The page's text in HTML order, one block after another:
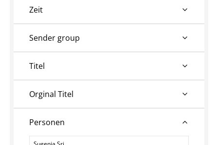
Zeit
Sender group
Titel
Orginal Titel
Personen
Personen